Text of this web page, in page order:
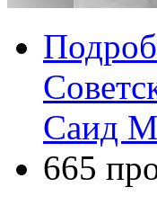
Саид
665